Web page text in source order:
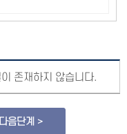
존재하지 않습니다.
다음단계 >